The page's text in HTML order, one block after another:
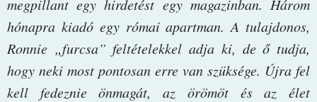
megpillant egy hirdetést egy magazinban. Három
hónapra kiadó egy római apartman. A tulajdonos,
Ronnie „furcsa” feltételekkel adja ki, de ő tudja,
hogy neki most pontosan erre van szüksége. Újra fel
kell fedeznie önmagát, az örömöt és az élet